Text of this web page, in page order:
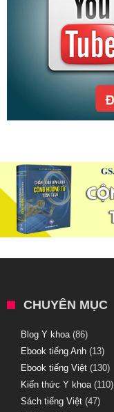
CHUYÊN MỤC
Blog Y khoa(86)
Ebook tiếng Anh (13)
Ebook tiếng Việt (130)
Kiến thức Y khoa(110)
Sách tiếng Việt (47)